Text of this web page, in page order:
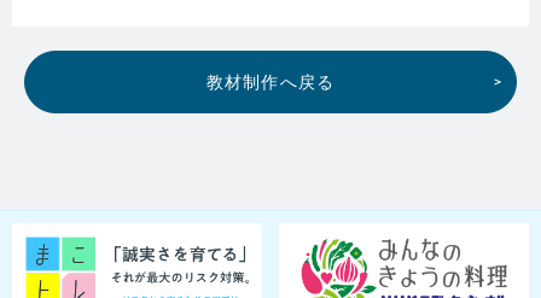
教材制作へ戻る